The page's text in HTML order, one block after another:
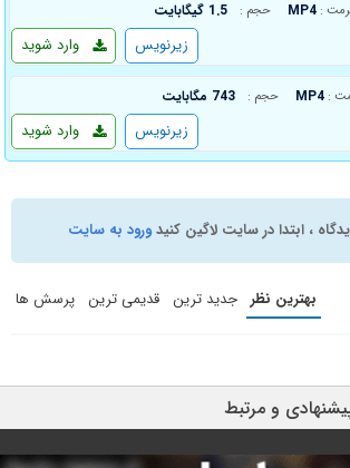
:
MP4 حجم : 1.5 گیگابایت
وارد شوید زیرنویس
:
MP4 حجم : 743 مگابایت
وارد شوید زیرنویس
، ابتدا در سایت لاگین کنیدورود به سایت
بهترین نظر جدید ترین قدیمی ترین پرسش ها
و مرتبط